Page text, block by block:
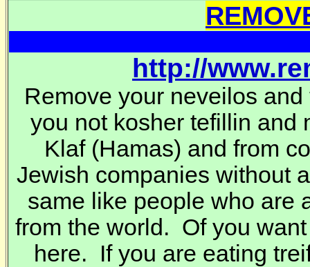
http://
Remove your neveilos
you not kosher tefillin and
Klaf (Hamas) and from
Jewish companies without
same like people who are
from the world. Of you
here. If you are eating